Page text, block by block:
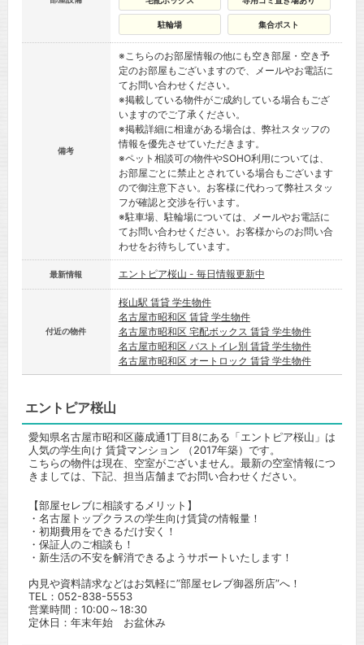
駐輪場 集合ポスト
備考
※こちらのお部屋情報の他にも空き部屋・空き予
定のお部屋もございますので、メールやお電話に
てお問い合わせください。
※掲載している物件がご成約している場合もござ
いますのでご了承ください。
※掲載詳細に相違がある場合は、弊社スタッフの
情報を優先させていただきます。
※ペット相談可の物件やSOHO利用については、
お部屋ごとに禁止とされている場合もございます
ので御注意下さい。お客様に代わって弊社スタッ
フが確認と交渉を行います。
※駐車場、駐輪場については、メールやお電話に
てお問い合わせください。お客様からのお問い合
わせをお待ちしています。
最新情報 エントピア桜山 - 毎日情報更新中
付近の物件
桜山駅 賃貸 学生物件
名古屋市昭和区 賃貸 学生物件
名古屋市昭和区 宅配ボックス 賃貸 学生物件
名古屋市昭和区 バストイレ別 賃貸 学生物件
名古屋市昭和区 オートロック 賃貸 学生物件
エントピア桜山
愛知県名古屋市昭和区藤成通1丁目8にある「エントピア桜山」は
人気の学生向け 賃貸マンション （2017年築）です。
こちらの物件は現在、空室がございません。最新の空室情報につ
きましては、下記、担当店舗までお問い合わせください。
【部屋セレブに相談するメリット】
・名古屋トップクラスの学生向け賃貸の情報量！
・初期費用をできるだけ安く！
・保証人のご相談も！
・新生活の不安を解消できるようサポートいたします！
内見や資料請求などはお気軽に”部屋セレブ御器所店”へ！
TEL：052-838-5553
営業時間：10:00～18:30
定休日：年末年始 お盆休み